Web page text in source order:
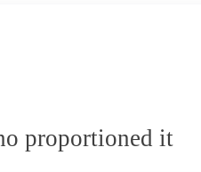
proportioned it